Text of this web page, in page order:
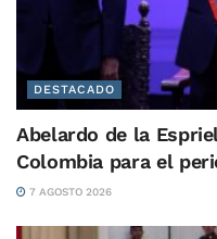
DESTACADO
Abelardo de la
Colombia para el
7 AGOSTO 2026